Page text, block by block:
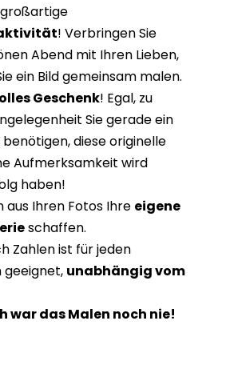
großartige
! Verbringen Sie
Abend mit Ihren Lieben,
ein Bild gemeinsam malen.
Geschenk! Egal, zu
Sie gerade ein
diese originelle
Aufmerksamkeit wird
haben!
aus Ihren Fotos Ihre eigene
schaffen.
Zahlen ist für jeden
geeignet, unabhängig vom
war das Malen noch nie!